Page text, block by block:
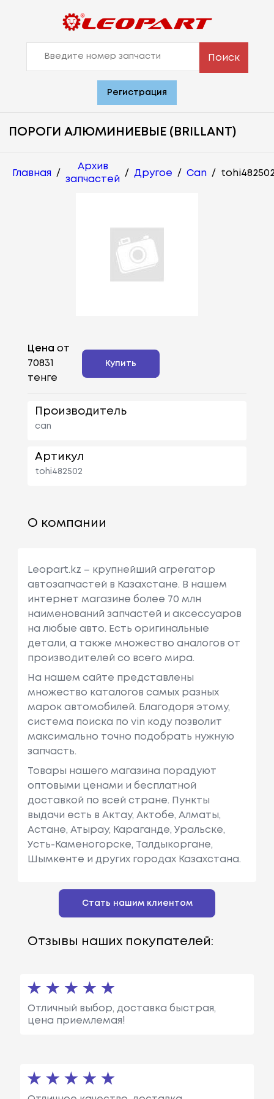
Поиск
Регистрация
ПОРОГИ АЛЮМИНИЕВЫЕ (BRILLANT)
Главная /
Архив
запчастей
/ Другое / Can /
Цена от
70831
тенге
Купить
Производитель
can
Артикул
tohi482502
О компании
Leopart.kz – крупнейший агрегатор
автозапчастей в Казахстане. В нашем
интернет магазине более 70 млн
наименований запчастей и аксессуаров
на любые авто. Есть оригинальные
детали, а также множество аналогов от
производителей со всего мира.
На нашем сайте представлены
множество каталогов самых разных
марок автомобилей. Благодоря этому,
система поиска по vin коду позволит
максимально точно подобрать нужную
запчасть.
Товары нашего магазина порадуют
оптовыми ценами и бесплатной
доставкой по всей стране. Пункты
выдачи есть в Актау, Актобе, Алматы,
Астане, Атырау, Караганде, Уральске,
Усть-Каменогорске, Талдыкоргане,
Шымкенте и других городах Казахстана.
Стать нашим клиентом
Отзывы наших покупателей:
Отличный выбор, доставка быстрая,
цена приемлемая!